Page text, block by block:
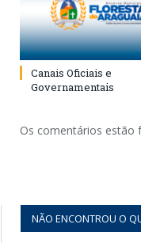
Canais Oficiais e
Governamentais
Os comentários estão
NÃO ENCONTROU O